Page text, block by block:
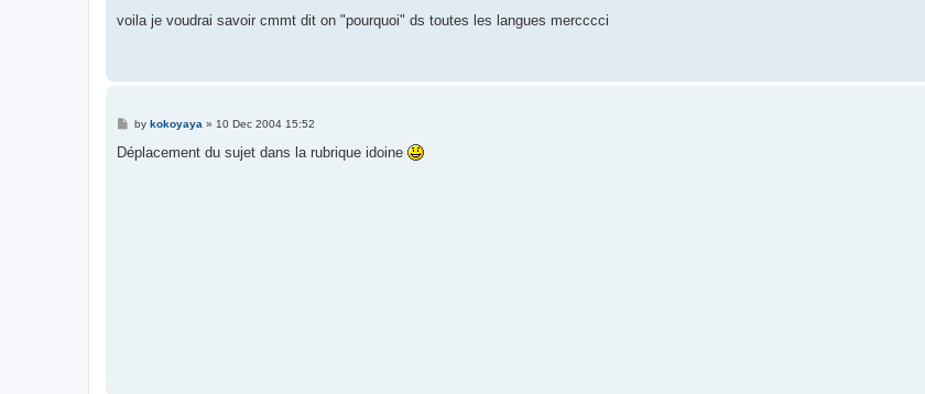
s
voila je voudrai savoir cmmt dit on "pourquoi" ds toutes les langues mercccci
P
s
by kokoyaya » 10 Dec 2004 15:52
Déplacement du sujet dans la rubrique idoine